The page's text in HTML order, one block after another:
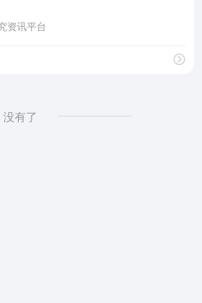
资讯平台
没有了